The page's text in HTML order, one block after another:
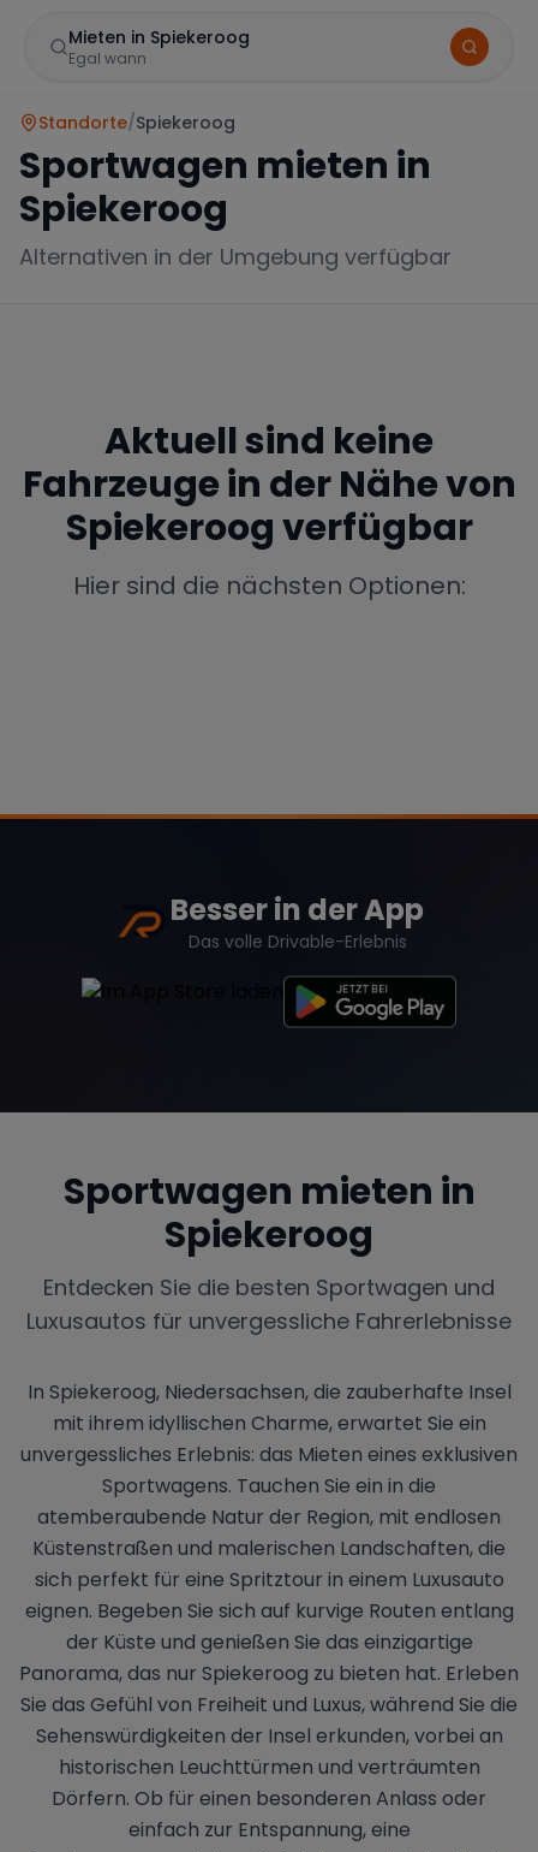
Mieten in Spiekeroog
Egal wann
Mercedes BMW Audi
Tesla Chevrolet Dodge
Bentley Rolls Royce Aston Martin
Range Rover
Standorte/Spiekeroog
Sportwagen mieten in
Spiekeroog
Alternativen in der Umgebung verfügbar
Aktuell sind keine
Fahrzeuge in der Nähe von
Spiekeroogverfügbar
Hier sind die nächsten Optionen:
Besser in der App
Das volle Drivable-Erlebnis
Sportwagen mieten in
Spiekeroog
Entdecken Sie die besten Sportwagen und
Luxusautos für unvergessliche Fahrerlebnisse
In Spiekeroog, Niedersachsen, die zauberhafte Insel
mit ihrem idyllischen Charme, erwartet Sie ein
unvergessliches Erlebnis: das Mieten eines exklusiven
Sportwagens. Tauchen Sie ein in die
atemberaubende Natur der Region, mit endlosen
Küstenstraßen und malerischen Landschaften, die
sich perfekt für eine Spritztour in einem Luxusauto
eignen. Begeben Sie sich auf kurvige Routen entlang
der Küste und genießen Sie das einzigartige
Panorama, das nur Spiekeroog zu bieten hat. Erleben
Sie das Gefühl von Freiheit und Luxus, während Sie die
Sehenswürdigkeiten der Insel erkunden, vorbei an
historischen Leuchttürmen und verträumten
Dörfern. Ob für einen besonderen Anlass oder
einfach zur Entspannung, eine